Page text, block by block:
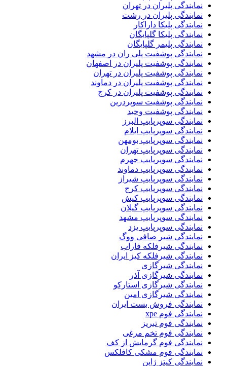
نمایندگی پلیران در تهران
نمایندگی پلیران در رشت
نمایندگی پلیکا داراکار
نمایندگی پلیکا گلپایگان
نمایندگی پلیمر گلپایگان
نمایندگی پوشفیت پلی ران در مشهد
نمایندگی پوشفیت پلیران در اصفهان
نمایندگی پوشفیت پلیران در تهران
نمایندگی پوشفیت پلیران در دماوند
نمایندگی پوشفیت پلیران در کرج
نمایندگی پوشفیت سوپردرین
نمایندگی پوشفیت وحید
نمایندگی سوپرپایپ البرز
نمایندگی سوپرپایپ ایلام
نمایندگی سوپرپایپ بومهن
نمایندگی سوپرپایپ تهران
نمایندگی سوپرپایپ جهرم
نمایندگی سوپرپایپ دماوند
نمایندگی سوپرپایپ شیراز
نمایندگی سوپرپایپ کرج
نمایندگی سوپرپایپ کیش
نمایندگی سوپرپایپ گیلان
نمایندگی سوپرپایپ مشهد
نمایندگی سوپرپایپ یزد
نمایندگی شیر صافی ووگ
نمایندگی شیرفلکه فاراب
نمایندگی شیرفلکه کیز ایران
نمایندگی شیرگازی
نمایندگی شیرگازی آذر
نمایندگی شیرگازی استارکو
نمایندگی شیرگازی امین
نمایندگی فروش بست ایران
نمایندگی فوم xpe
نمایندگی فوم تبریز
نمایندگی فوم تخم مرغی
نمایندگی فوم گرمایش از کف
نمایندگی فوم مشکی کافلکس
نمایندگی کیتز ژاپن